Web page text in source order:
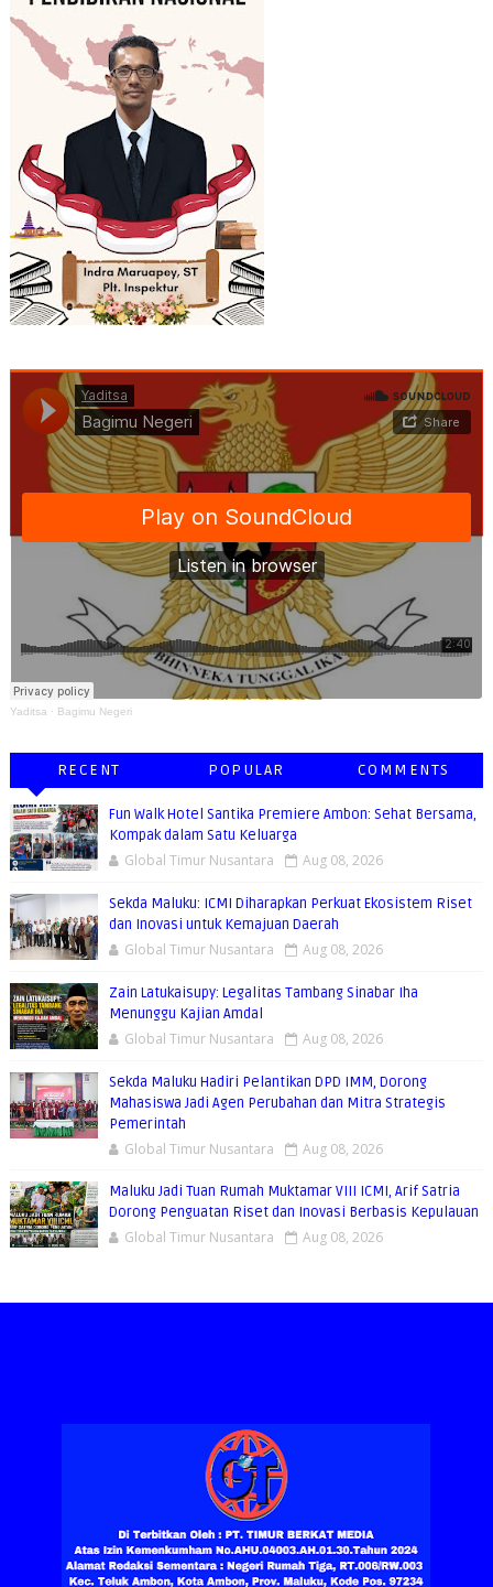
Yaditsa · Bagimu Negeri
RECENT POPULAR COMMENTS
Fun Walk Hotel Santika Premiere Ambon: Sehat Bersama,
Kompak dalam Satu Keluarga
Global Timur Nusantara Aug 08, 2026
Sekda Maluku: ICMI Diharapkan Perkuat Ekosistem Riset
dan Inovasi untuk Kemajuan Daerah
Global Timur Nusantara Aug 08, 2026
Zain Latukaisupy: Legalitas Tambang Sinabar Iha
Menunggu Kajian Amdal
Global Timur Nusantara Aug 08, 2026
Sekda Maluku Hadiri Pelantikan DPD IMM, Dorong
Mahasiswa Jadi Agen Perubahan dan Mitra Strategis
Pemerintah
Global Timur Nusantara Aug 08, 2026
Maluku Jadi Tuan Rumah Muktamar VIII ICMI, Arif Satria
Dorong Penguatan Riset dan Inovasi Berbasis Kepulauan
Global Timur Nusantara Aug 08, 2026